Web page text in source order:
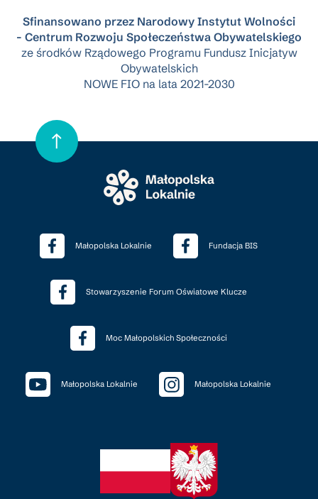
Sfinansowano przez Narodowy Instytut Wolności
- Centrum Rozwoju Społeczeństwa Obywatelskiego
ze środków Rządowego Programu Fundusz Inicjatyw
Obywatelskich
NOWE FIO na lata 2021-2030
Małopolska Lokalnie Fundacja BIS
Stowarzyszenie Forum Oświatowe Klucze
Moc Małopolskich Społeczności
Małopolska Lokalnie Małopolska Lokalnie